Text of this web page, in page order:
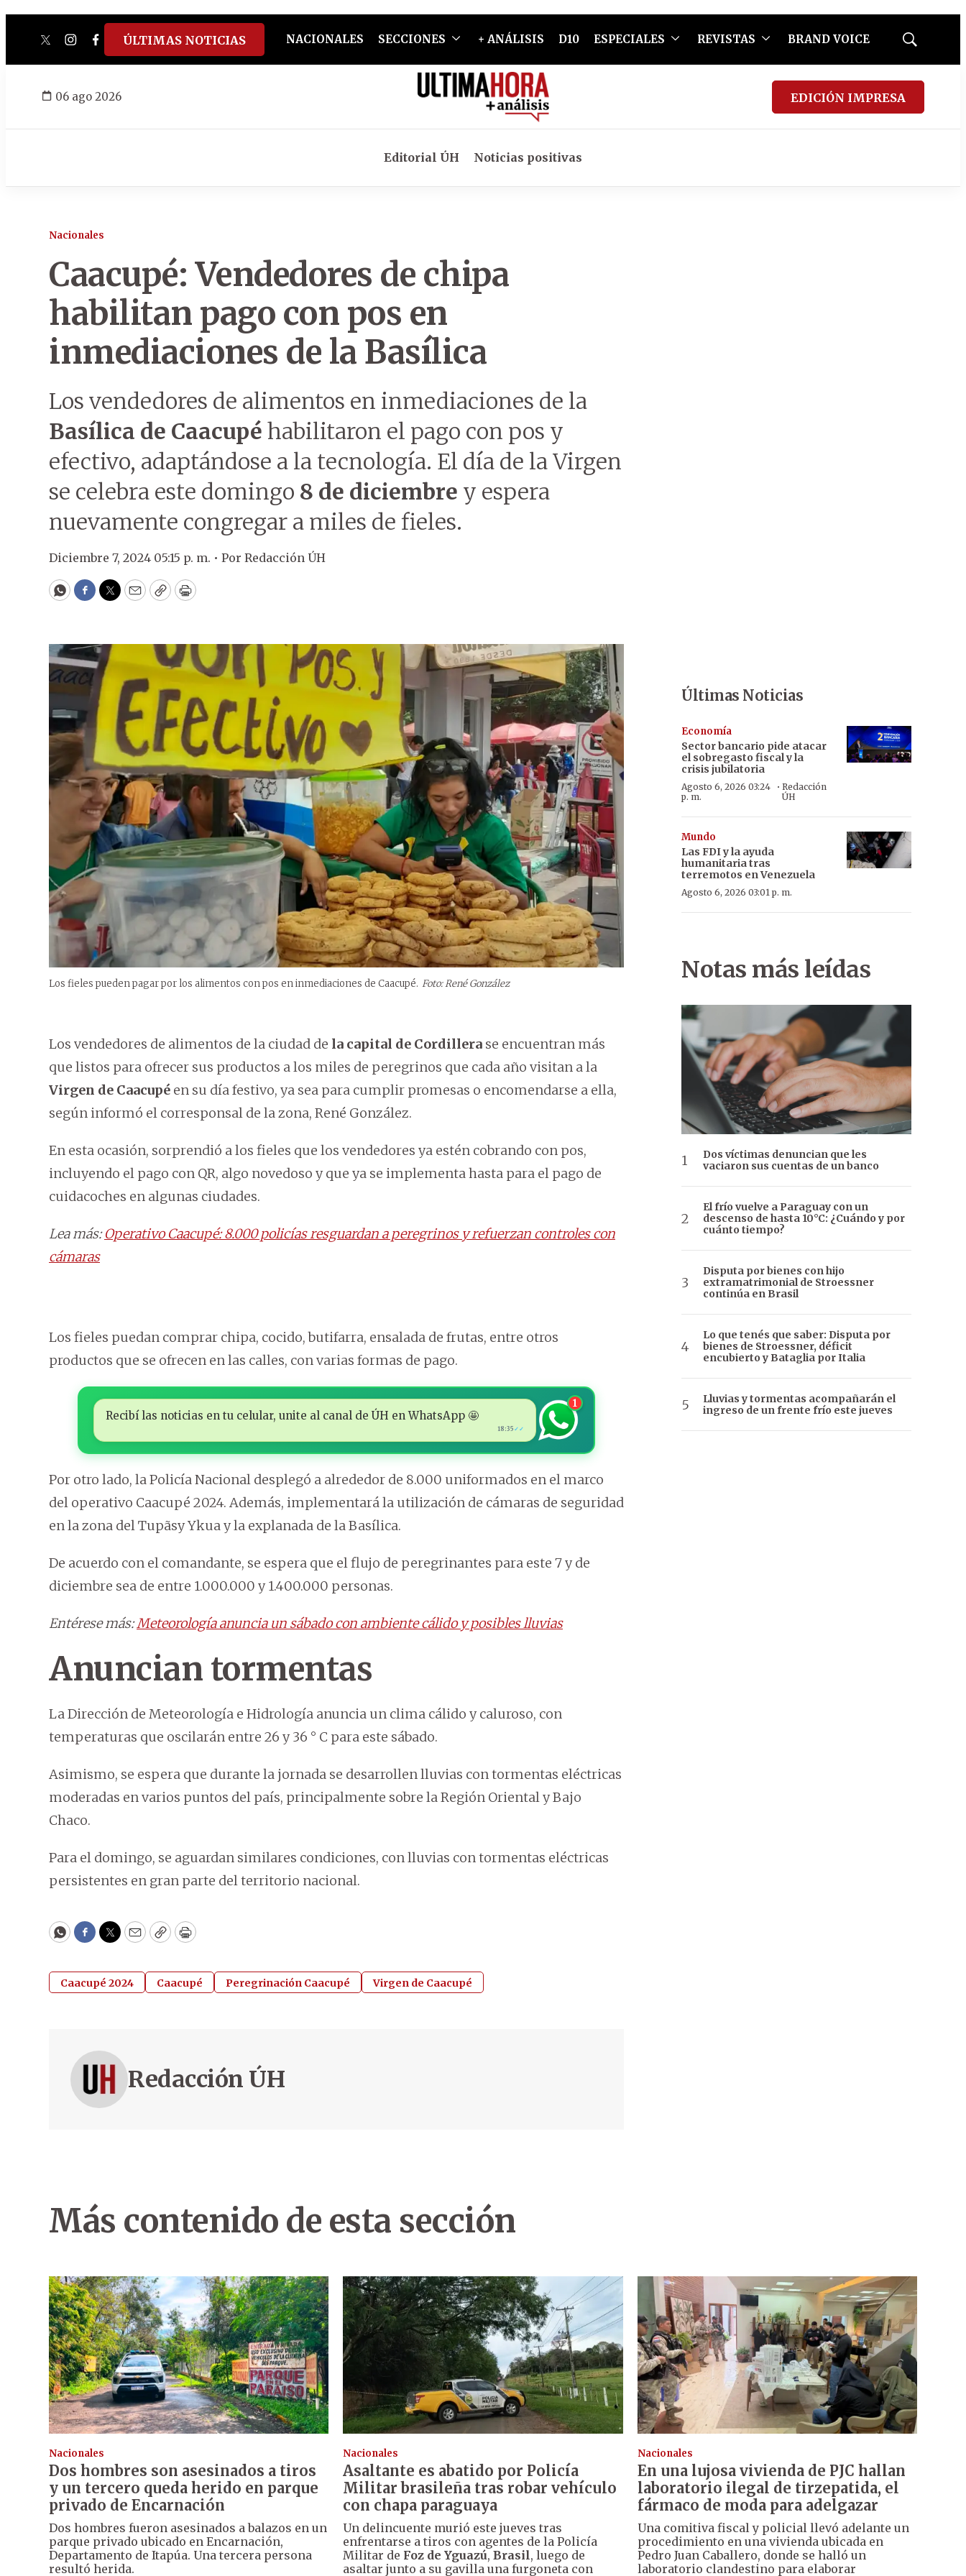
twitterinstagram
facebook
tiktokyoutube
spotify
ÚLTIMAS NOTICIAS NACIONALES SECCIONES + ANÁLISIS D10 ESPECIALES REVISTAS BRAND VOICE
Mostrar
06 ago 2026 EDICIÓN IMPRESA
Editorial ÚH Noticias positivas
Nacionales
Caacupé: Vendedores de chipa
habilitan pago con pos en
inmediaciones de la Basílica
Los vendedores de alimentos en inmediaciones de la
Basílica de Caacupé habilitaron el pago con pos y
efectivo, adaptándose a la tecnología. El día de la Virgen
se celebra este domingo 8 de diciembre y espera
nuevamente congregar a miles de fieles.
Diciembre 7, 2024 05:15 p. m. • Por Redacción ÚH
WhatsApp
Facebook
Twitter
EmailCopyPrint
Los fieles pueden pagar por los alimentos con pos en inmediaciones de Caacupé. Foto: René González
Los vendedores de alimentos de la ciudad de la capital de Cordillera se encuentran más
que listos para ofrecer sus productos a los miles de peregrinos que cada año visitan a la
Virgen de Caacupé en su día festivo, ya sea para cumplir promesas o encomendarse a ella,
según informó el corresponsal de la zona, René González.
En esta ocasión, sorprendió a los fieles que los vendedores ya estén cobrando con pos,
incluyendo el pago con QR, algo novedoso y que ya se implementa hasta para el pago de
cuidacoches en algunas ciudades.
Lea más:Operativo Caacupé: 8.000 policías resguardan a peregrinos y refuerzan controles con
cámaras
Los fieles puedan comprar chipa, cocido, butifarra, ensalada de frutas, entre otros
productos que se ofrecen en las calles, con varias formas de pago.
Recibí las noticias en tu celular, unite al canal de ÚH en WhatsApp 🤩
18:35 ✓✓
1
Por otro lado, la Policía Nacional desplegó a alrededor de 8.000 uniformados en el marco
del operativo Caacupé 2024. Además, implementará la utilización de cámaras de seguridad
en la zona del Tupãsy Ykua y la explanada de la Basílica.
De acuerdo con el comandante, se espera que el flujo de peregrinantes para este 7 y de
diciembre sea de entre 1.000.000 y 1.400.000 personas.
Entérese más:Meteorología anuncia un sábado con ambiente cálido y posibles lluvias
Anuncian tormentas
La Dirección de Meteorología e Hidrología anuncia un clima cálido y caluroso, con
temperaturas que oscilarán entre 26 y 36 ° C para este sábado.
Asimismo, se espera que durante la jornada se desarrollen lluvias con tormentas eléctricas
moderadas en varios puntos del país, principalmente sobre la Región Oriental y Bajo
Chaco.
Para el domingo, se aguardan similares condiciones, con lluvias con tormentas eléctricas
persistentes en gran parte del territorio nacional.
WhatsApp
Facebook
Twitter
EmailCopyPrint
Caacupé 2024 Caacupé Peregrinación Caacupé Virgen de Caacupé
Redacción ÚH
Últimas Noticias
Economía
Sector bancario pide atacar
el sobregasto fiscal y la
crisis jubilatoria
Agosto 6, 2026 03:24
p. m.
· Redacción
ÚH
Mundo
Las FDI y la ayuda
humanitaria tras
terremotos en Venezuela
Agosto 6, 2026 03:01 p. m.
Notas más leídas
Dos víctimas denuncian que les
vaciaron sus cuentas de un banco
El frío vuelve a Paraguay con un
descenso de hasta 10°C: ¿Cuándo y por
cuánto tiempo?
Disputa por bienes con hijo
extramatrimonial de Stroessner
continúa en Brasil
Lo que tenés que saber: Disputa por
bienes de Stroessner, déficit
encubierto y Bataglia por Italia
Lluvias y tormentas acompañarán el
ingreso de un frente frío este jueves
Más contenido de esta sección
Nacionales
Dos hombres son asesinados a tiros
y un tercero queda herido en parque
privado de Encarnación
Dos hombres fueron asesinados a balazos en un
parque privado ubicado en Encarnación,
Departamento de Itapúa. Una tercera persona
resultó herida.
Nacionales
Asaltante es abatido por Policía
Militar brasileña tras robar vehículo
con chapa paraguaya
Un delincuente murió este jueves tras
enfrentarse a tiros con agentes de la Policía
Militar de Foz de Yguazú,Brasil, luego de
asaltar junto a su gavilla una furgoneta con
Nacionales
En una lujosa vivienda de PJC hallan
laboratorio ilegal de tirzepatida, el
fármaco de moda para adelgazar
Una comitiva fiscal y policial llevó adelante un
procedimiento en una vivienda ubicada en
Pedro Juan Caballero, donde se halló un
laboratorio clandestino para elaborar